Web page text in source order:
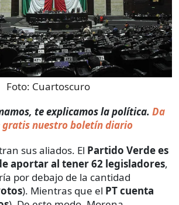
Foto: Cuartoscuro
te explicamos la política. Da
gratis nuestro boletín diario
sus aliados. El Partido Verde es
aportar al tener 62 legisladores,
por debajo de la cantidad
). Mientras que el PT cuenta